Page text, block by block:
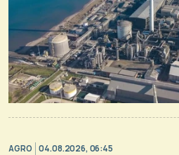
AGRO 04.08.2026, 06:45